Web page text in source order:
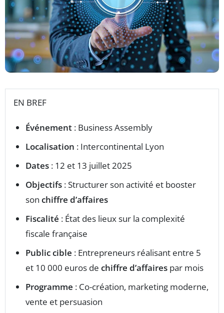
EN BREF
Événement : Business Assembly
Localisation : Intercontinental Lyon
Dates : 12 et 13 juillet 2025
Objectifs : Structurer son activité et booster
son chiffre d’affaires
Fiscalité : État des lieux sur la complexité
fiscale française
Public cible : Entrepreneurs réalisant entre 5
et 10 000 euros de chiffre d’affaires par mois
Programme : Co-création, marketing moderne,
vente et persuasion